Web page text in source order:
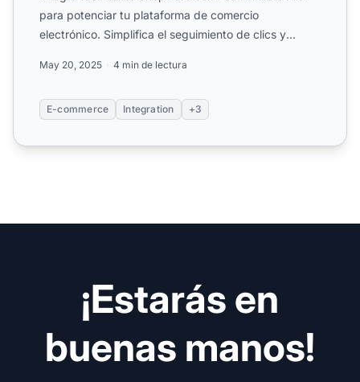
para potenciar tu plataforma de comercio
electrónico. Simplifica el seguimiento de clics y
May 20, 2025 4 min de lectura
E-commerce Integration +3
¡Estarás en
buenas manos!